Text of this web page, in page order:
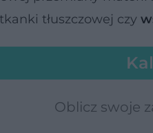
tłuszczowej czy
Oblicz swoje